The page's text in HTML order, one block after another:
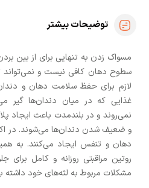
توضیحات بیشتر
مسواک زدن به تنهایی برای از بین
سطوح دهان کافی نیست و نمی‌تواند
لازم برای حفظ سلامت دهان و
غذایی که در میان دندان‌ها گیر
نمی‌روند و در بلندمدت باعث ایجاد
و ضعیف شدن دندان‌ها می‌شوند. در
دهان و تنفس ایجاد می‌کنند. به
روتین مراقبتی روزانه و کامل برای
مشکلات مربوط به لثه‌های خود داشته